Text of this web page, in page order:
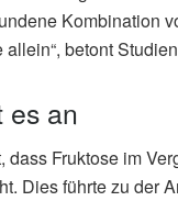
Kombination
betont
es an
Fruktose im
Dies führte zu der